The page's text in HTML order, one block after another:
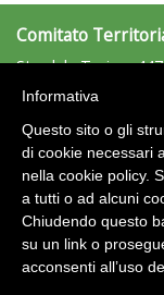
Roma
Comitato
Stradale Torino, 447
10015 S.B.D'Ivrea
e-mail:
Area Riservata 2.0
Informativa
Questo sito o gli
di cookie necessari
nella cookie policy.
a tutti o ad alcuni
Chiudendo questo
su un link o
acconsenti all’uso